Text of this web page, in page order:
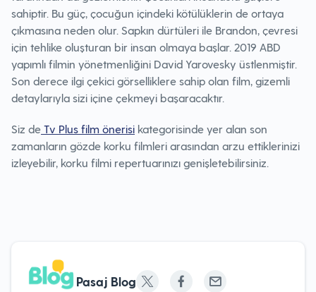
sahiptir. Bu güç, çocuğun içindeki kötülüklerin de ortaya
çıkmasına neden olur. Sapkın dürtüleri ile Brandon, çevresi
için tehlike oluşturan bir insan olmaya başlar. 2019 ABD
yapımlı filmin yönetmenliğini David Yarovesky üstlenmiştir.
Son derece ilgi çekici görselliklere sahip olan film, gizemli
detaylarıyla sizi içine çekmeyi başaracaktır.
Siz de Tv Plus film önerisi kategorisinde yer alan son
zamanların gözde korku filmleri arasından arzu ettiklerinizi
izleyebilir, korku filmi repertuarınızı genişletebilirsiniz.
Pasaj Blog